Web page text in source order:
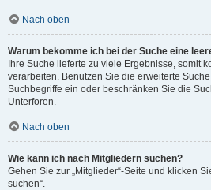
Nach oben
Warum bekomme ich bei der Suche eine
Ihre Suche lieferte zu viele Ergebnisse, somit
verarbeiten. Benutzen Sie die erweiterte
Suchbegriffe ein oder beschränken Sie die
Unterforen.
Nach oben
Wie kann ich nach Mitgliedern suchen?
Gehen Sie zur „Mitglieder“-Seite und klicken
suchen“.